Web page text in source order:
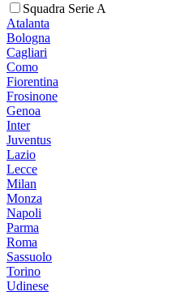
Squadra Serie A
Atalanta
Bologna
Cagliari
Como
Fiorentina
Frosinone
Genoa
Inter
Juventus
Lazio
Lecce
Milan
Monza
Napoli
Parma
Roma
Sassuolo
Torino
Udinese